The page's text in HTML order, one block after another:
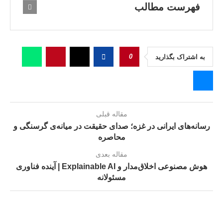
فهرست مطالب
به اشتراک بگذارید 0
مقاله قبلی
رسانه‌های ایرانی در غزه؛ صدای حقیقت در میانه‌ی گرسنگی و
محاصره
مقاله بعدی
هوش مصنوعی اخلاق‌مدار و Explainable AI | آینده فناوری
مسئولانه